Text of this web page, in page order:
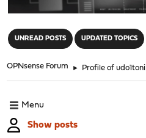
UNREAD POSTS UPDATED TOPICS
OPNsense Forum ► Profile of udo1toni
Menu
Show posts